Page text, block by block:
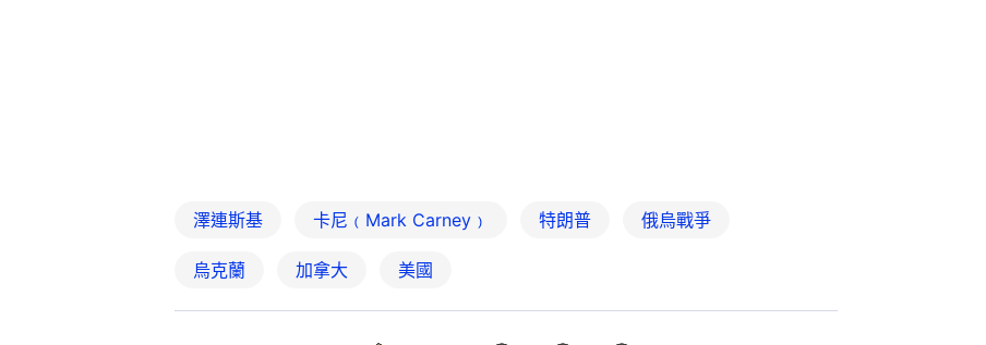
澤連斯基 卡尼﹙Mark Carney﹚ 特朗普 俄烏戰爭
烏克蘭 加拿大 美國